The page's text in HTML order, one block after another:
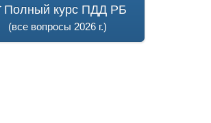
Полный курс ПДД РБ
(все вопросы 2026 г.)